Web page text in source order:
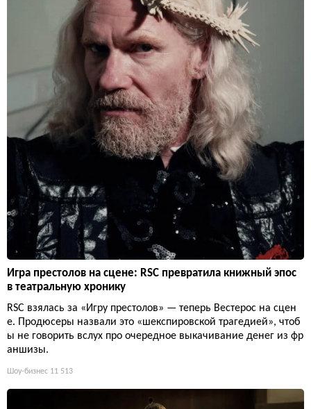
Игра престолов на сцене: RSC превратила книжный эпос
в театральную хронику
RSC взялась за «Игру престолов» — теперь Вестерос на сцен
е. Продюсеры назвали это «шекспировской трагедией», чтоб
ы не говорить вслух про очередное выкачивание денег из фр
аншизы.
Шоу-бизнес 11 513